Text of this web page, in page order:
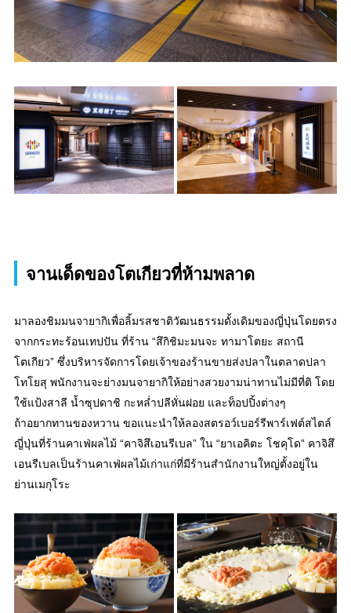
จานเด็ดของโตเกียวที่ห้ามพลาด
มาลองชิมมนจายากิเพื่อลิ้มรสชาติวัฒนธรรมดั้งเดิมของญี่ปุ่นโดยตรง
จากกระทะร้อนเทปปัน ที่ร้าน “สึกิชิมะมนจะ ทามาโตยะ สถานี
โตเกียว” ซึ่งบริหารจัดการโดยเจ้าของร้านขายส่งปลาในตลาดปลา
โทโยสุ พนักงานจะย่างมนจายากิให้อย่างสวยงามน่าทานไม่มีที่ติ โดย
ใช้แป้งสาลี น้ำซุปดาชิ กะหล่ำปลีหั่นฝอย และท็อปปิ้งต่างๆ
ถ้าอยากทานของหวาน ขอแนะนำให้ลองสตรอว์เบอร์รีพาร์เฟต์สไตล์
ญี่ปุ่นที่ร้านคาเฟ่ผลไม้ “คาจิสึเอนรีเบล” ใน “ยาเอคิตะ โชคุโด” คาจิสึ
เอนรีเบลเป็นร้านคาเฟ่ผลไม้เก่าแก่ที่มีร้านสำนักงานใหญ่ตั้งอยู่ใน
ย่านเมกุโระ